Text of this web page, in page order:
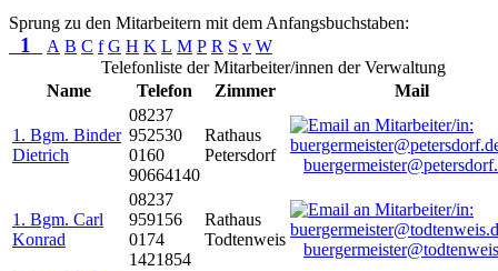
Sprung zu den Mitarbeitern mit dem Anfangsbuchstaben:
1 A B C f G H K L M P R S v W
Telefonliste der Mitarbeiter/innen der Verwaltung
Name
Telefon Zimmer Mail
1. Bgm. Binder
Dietrich
08237
952530
0160
90664140
Rathaus
Petersdorf
1. Bgm. Carl
Konrad
08237
959156
0174
1421854
Rathaus
Todtenweis